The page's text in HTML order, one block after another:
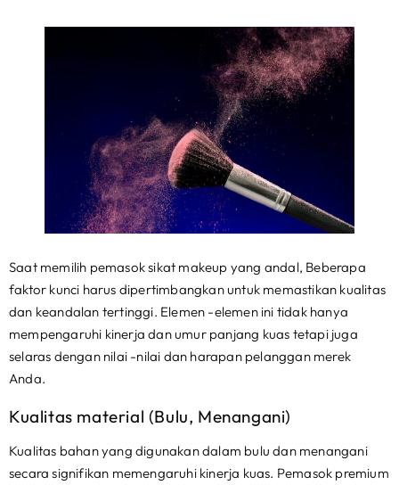
Saat memilih pemasok sikat makeup yang andal, Beberapa
faktor kunci harus dipertimbangkan untuk memastikan kualitas
dan keandalan tertinggi. Elemen -elemen ini tidak hanya
mempengaruhi kinerja dan umur panjang kuas tetapi juga
selaras dengan nilai -nilai dan harapan pelanggan merek
Anda.
Kualitas material (Bulu, Menangani)
Kualitas bahan yang digunakan dalam bulu dan menangani
secara signifikan memengaruhi kinerja kuas. Pemasok premium